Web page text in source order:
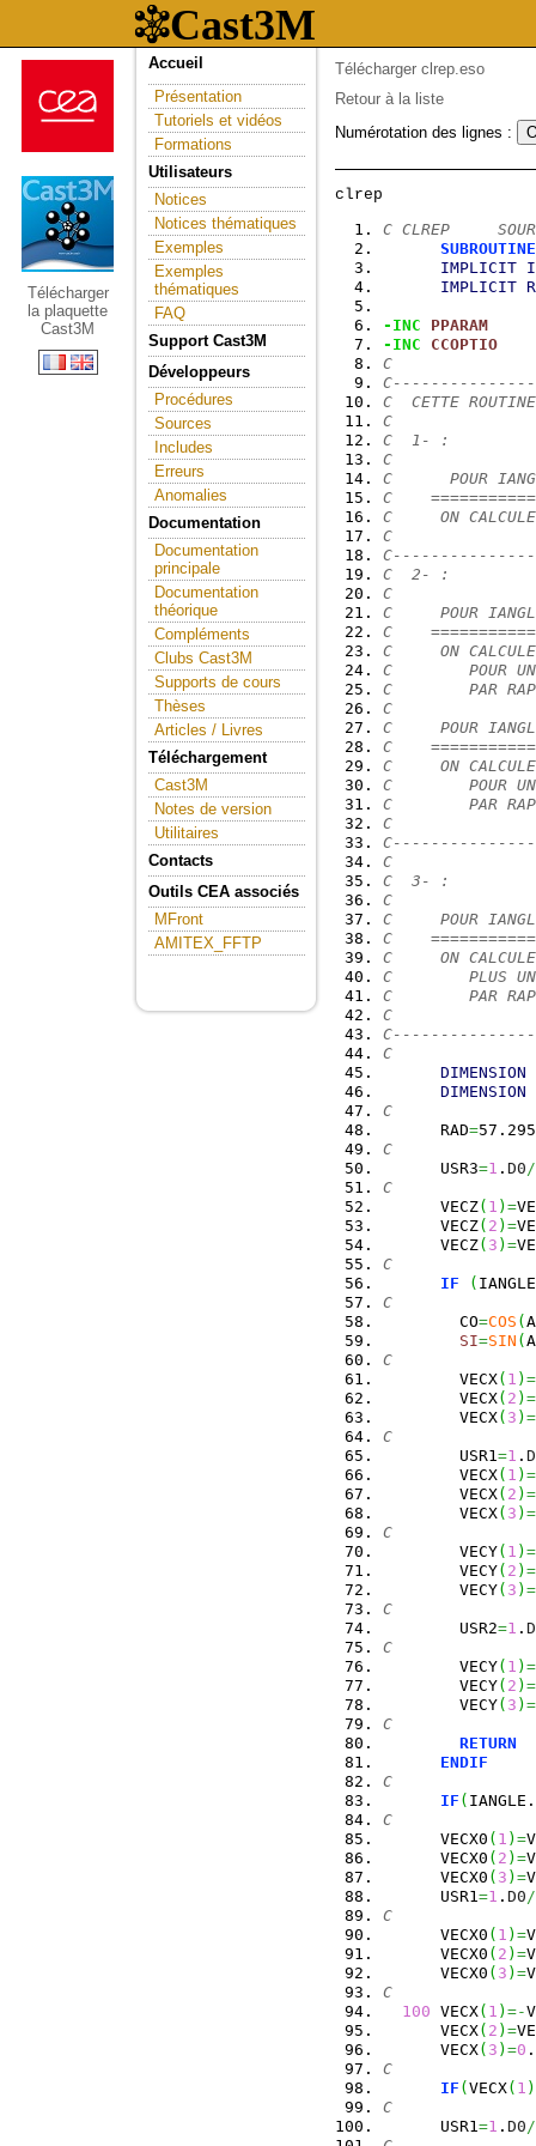
Télécharger
la plaquette
Cast3M
Accueil
Présentation
Tutoriels et vidéos
Formations
Utilisateurs
Notices
Notices thématiques
Exemples
Exemples
thématiques
FAQ
Support Cast3M
Développeurs
Procédures
Sources
Includes
Erreurs
Anomalies
Documentation
Documentation
principale
Documentation
théorique
Compléments
Clubs Cast3M
Supports de cours
Thèses
Articles / Livres
Téléchargement
Cast3M
Notes de version
Utilitaires
Contacts
Outils CEA associés
MFront
AMITEX_FFTP
Télécharger clrep.eso
Retour à la liste
Numérotation des lignes :
C CLREP
SUBROUTINE
IMPLICIT
IMPLICIT
-INC
PPARAM
-INC
CCOPTIO
C
C  CETTE
C
C  1- :
C
C      POUR
C
C     ON CALCULE
C
C  2- :
C
C     POUR
C
C     ON
C        POUR UN
C        PAR
C
C     POUR
C
C     ON
C        POUR UN
C        PAR
C
C
C  3- :
C
C     POUR
C
C     ON CALCULE
C        PLUS UN
C        PAR
C
C
DIMENSION
DIMENSION
C
      RAD
=
C
      USR3
=1 . D0 /
C
      VECZ
( 1 ) =
      VECZ
( 2 ) =
      VECZ
( 3 ) =
C
IF
(
C
        CO
=COS (
SI=SIN (
C
        VECX
( 1 ) =
        VECX
( 2 ) =
        VECX
( 3 ) =
C
        USR1
=1 .
        VECX
( 1 ) =
        VECX
( 2 ) =
        VECX
( 3 ) =
C
        VECY
( 1 ) =
        VECY
( 2 ) =
        VECY
( 3 ) =
C
        USR2
=1 .
C
        VECY
( 1 ) =
        VECY
( 2 ) =
        VECY
( 3 ) =
C
RETURN
ENDIF
C
IF ( IANGLE.
C
      VECX0
( 1 ) =
      VECX0
( 2 ) =
      VECX0
( 3 ) =
      USR1
=1 . D0 /
C
      VECX0
( 1 ) =
      VECX0
( 2 ) =
      VECX0
( 3 ) =
C
100 VECX( 1 ) =-
      VECX
( 2 ) =
      VECX
( 3 ) =0 .
C
IF (VECX( 1 )
C
      USR1
=1 . D0 /